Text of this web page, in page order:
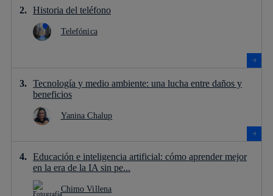
Historia del teléfono
Telefónica
Tecnología y medio ambiente: una lucha entre daños y
beneficios
Yanina Chalup
Educación e inteligencia artificial: cómo aprender mejor
en la era de la IA sin pe...
Chimo Villena